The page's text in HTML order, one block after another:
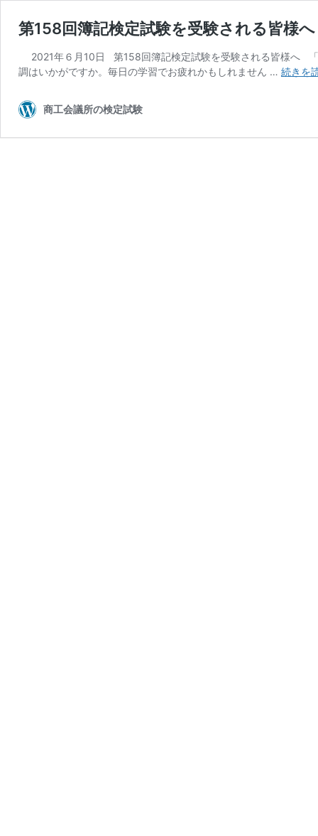
第158回簿記検定試験を受験される皆様へ
2021年６月10日 第158回簿記検定試験を受験される皆様へ 「
調はいかがですか。毎日の学習でお疲れかもしれません … 続きを
商工会議所の検定試験